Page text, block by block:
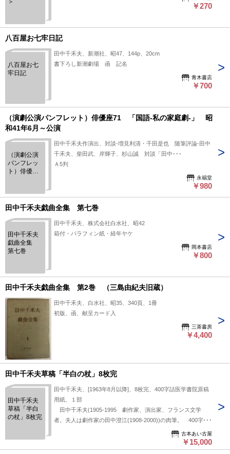
＞ ￥270
八百屋お七牢日記
八百屋お七
牢日記
田中千禾夫、新潮社、昭47、144p、20cm
書下ろし新潮劇場 函 記名
青木書店
￥700
（演劇公演パンフレット）俳優座71 「国語-私の家庭劇-」 昭
和41年6月～公演
（演劇公演
パンフレッ
ト）俳優座
劇-」 昭和
41年6月～公
演
田中千禾夫作演出、対談-増見利清・千田是也 随筆評論-田中
千禾夫、柴田武、岸輝子、杉山誠 対談「田中･･･
Ａ5判
永福堂
￥980
田中千禾夫戯曲全集 第七巻
田中千禾夫
戯曲全集
第七巻
田中千禾夫、株式会社白水社、昭42
箱付・パラフィン紙・経年ヤケ
岡本書店
￥800
田中千禾夫戯曲全集 第2巻 （三島由紀夫旧蔵）
田中千禾夫、白水社、昭35、340頁、1冊
初版、函、献呈カード入
三茶書房
￥4,400
田中千禾夫草稿「半白の杖」8枚完
田中千禾夫
草稿「半白
の杖」8枚完
田中千禾夫、[1963年8月以降]、8枚完、400字詰医学書院原稿
用紙、１部
田中千禾夫(1905-1995 劇作家、演出家、フランス文学
者。夫人は劇作家の田中澄江(1908-2000))の肉筆。 400字詰
医学書院原稿用紙8枚。 少し目の不自由な長男のこと。 掲
古本あい古屋
￥15,000